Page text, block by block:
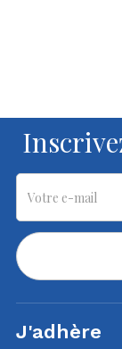
J'adhère